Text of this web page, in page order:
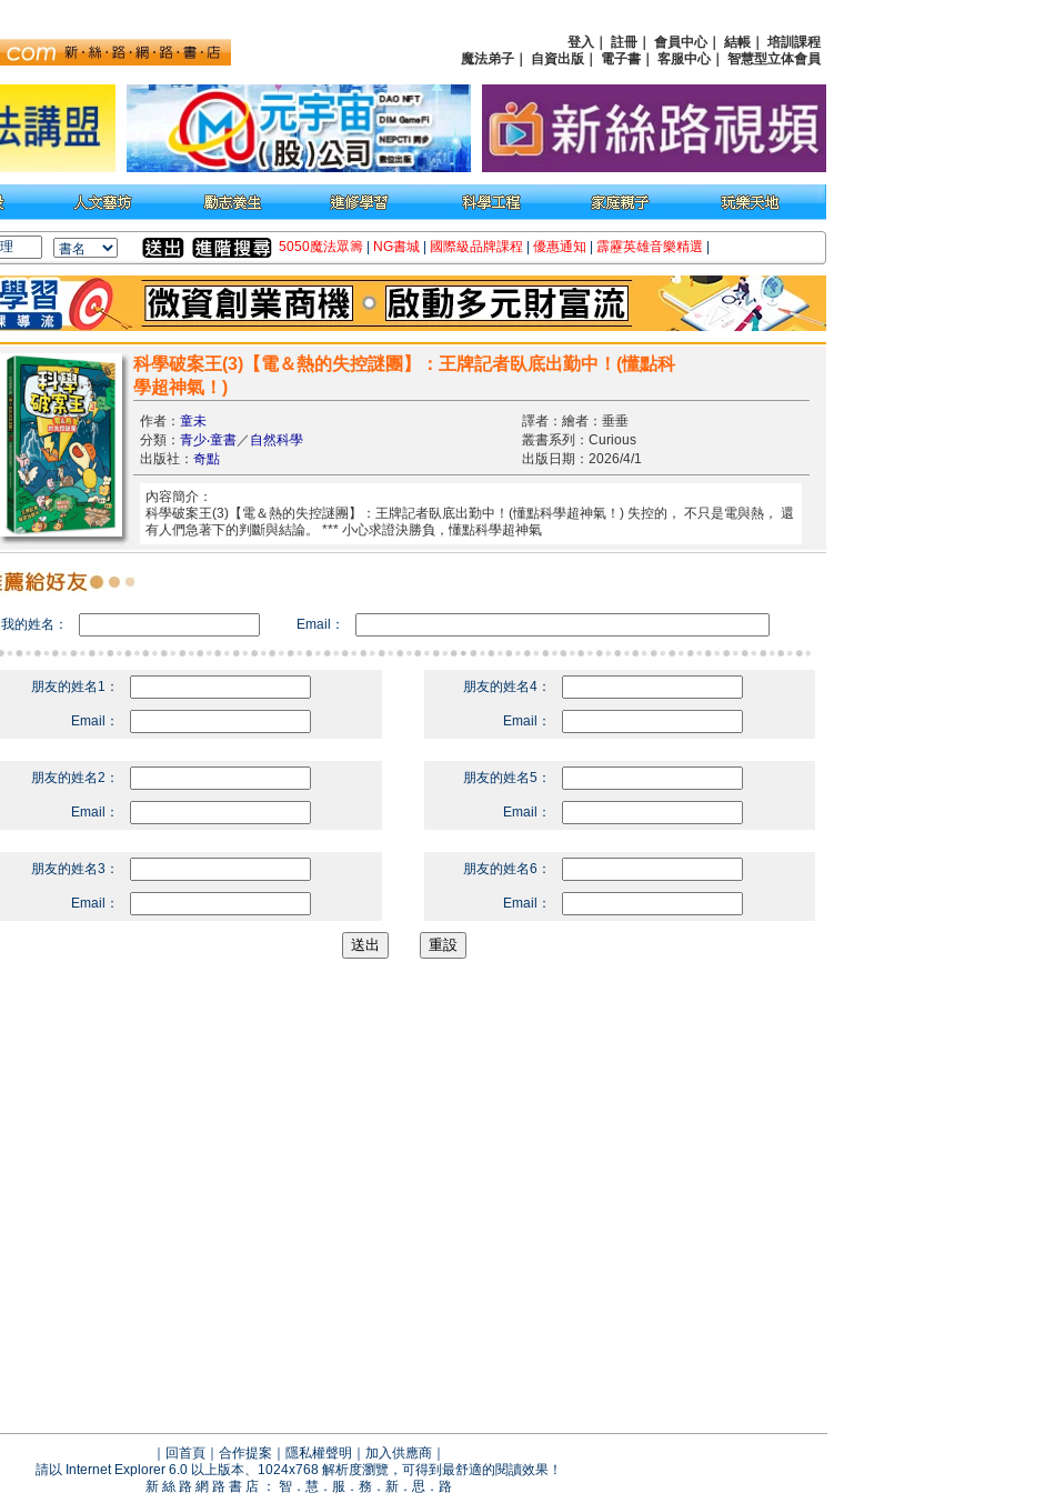
登入 註冊 會員中心｜ 結帳
培訓課程
魔法弟子
自資出版 電子書 客服中心｜ 智慧型立体會員
5050魔法眾籌 NG書城 國際級品牌課程 優惠通知 霹靂英雄音樂精選
科學破案王(3)【電＆熱的失控謎團】：王牌記者臥底出勤中！(懂點科
學超神氣！)
作者： 童未
譯者：繪者：垂垂
分類： 青少‧童書／ 自然科學
叢書系列：Curious
出版社： 奇點 出版日期：2026/4/1
內容簡介：
科學破案王(3)【電＆熱的失控謎團】：王牌記者臥底出勤中！(懂點科學超神氣！) 失控的， 不只是電與熱， 還
有人們急著下的判斷與結論。 *** 小心求證決勝負，懂點科學超神氣
我的姓名： Email：
朋友的姓名1：
Email：
朋友的姓名4：
Email：
朋友的姓名2：
Email：
朋友的姓名5：
Email：
朋友的姓名3：
Email：
朋友的姓名6：
Email：
回首頁 合作提案 隱私權聲明 加入供應商
請以 Internet Explorer 6.0 以上版本、1024x768 解析度瀏覽，可得到最舒適的閱讀效果！
新 絲 路 網 路 書 店 ： 智．慧．服．務．新．思．路